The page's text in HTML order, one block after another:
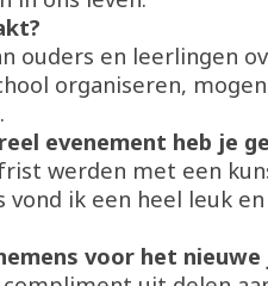
ouders en leerlingen
organiseren,
evenement heb je
werden met een
vond ik een heel leuk
voor het